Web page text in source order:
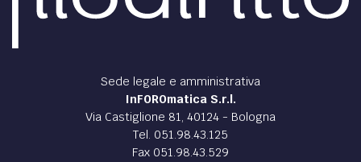
Sede legale e amministrativa
InFOROmatica S.r.l.
Via Castiglione 81, 40124 - Bologna
Tel. 051.98.43.125
Fax 051.98.43.529